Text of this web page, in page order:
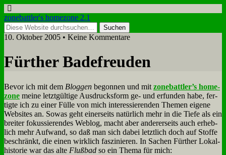
zonebattler's homezone 2.1
10. Oktober 2005 • Keine Kommentare
Für­ther Ba­de­freu­den
Be­vor ich mit dem Blog­gen be­gon­nen und mit zonebattler’s ho­me­
zo­ne mei­ne letzt­gül­ti­ge Aus­drucks­form ge- und er­fun­den ha­be, fer­
tig­te ich zu ei­ner Fül­le von mich in­ter­es­sie­ren­den The­men ei­ge­ne
Web­sites an. So­was geht ei­ner­seits na­tür­lich mehr in die Tie­fe als ein
brei­ter fo­kus­sie­ren­des Web­log, macht aber an­de­rer­seits auch er­heb­
lich mehr Auf­wand, so daß man sich da­bei letzt­lich doch auf Stof­fe
be­schränkt, die ei­nen wirk­lich fas­zi­nie­ren. In Sa­chen Für­ther Lo­kal­
hi­sto­rie war das al­te Fluß­bad so ein The­ma für mich: